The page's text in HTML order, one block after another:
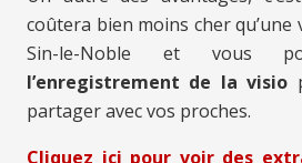
coûtera bien moins cher qu’une
Sin-le-Noble et vous
l’enregistrement de la visio
partager avec vos proches.
Cliquez ici pour voir des